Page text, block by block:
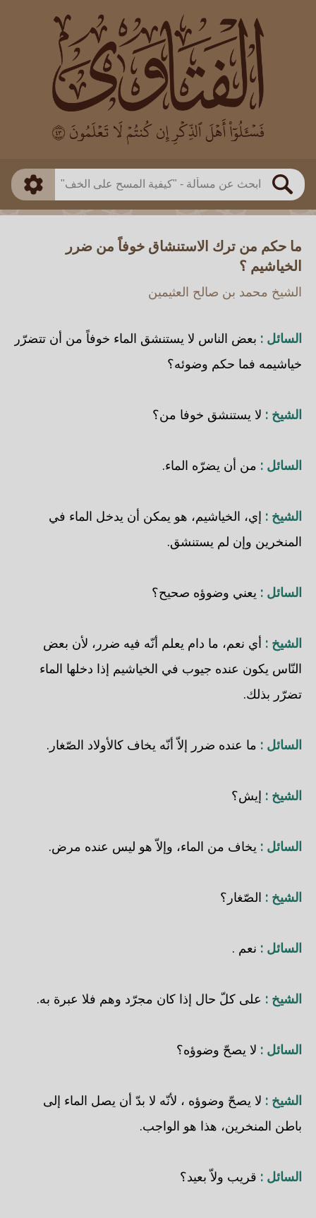
بحث
العالم
بن باز
بن العثيمين
اللجنة الدائمة
طريقة البحث
ذكي
ما حكم من ترك الاستنشاق خوفاً من ضرر
الخياشيم ؟
الشيخ محمد بن صالح العثيمين
السائل : بعض الناس لا يستنشق الماء خوفاً من أن تتضرّر
خياشيمه فما حكم وضوئه؟
الشيخ : لا يستنشق خوفا من؟
السائل : من أن يضرّه الماء.
الشيخ : إي، الخياشيم، هو يمكن أن يدخل الماء في
المنخرين وإن لم يستنشق.
السائل : يعني وضوؤه صحيح؟
الشيخ : أي نعم، ما دام يعلم أنّه فيه ضرر، لأن بعض
النّاس يكون عنده جيوب في الخياشيم إذا دخلها الماء
تضرّر بذلك.
السائل : ما عنده ضرر إلاّ أنّه يخاف كالأولاد الصّغار.
الشيخ : إيش؟
السائل : يخاف من الماء، وإلاّ هو ليس عنده مرض.
الشيخ : الصّغار؟
السائل : نعم .
الشيخ : على كلّ حال إذا كان مجرّد وهم فلا عبرة به.
السائل : لا يصحّ وضوؤه؟
الشيخ : لا يصحّ وضوؤه ، لأنّه لا بدّ أن يصل الماء إلى
باطن المنخرين، هذا هو الواجب.
السائل : قريب ولاّ بعيد؟